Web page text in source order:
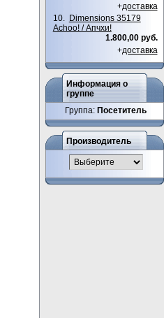
+доставка
10. Dimensions 35179
Achoo! / Апчхи!
1.800,00 руб.
+доставка
Информация о
группе
Группа:Посетитель
Производитель